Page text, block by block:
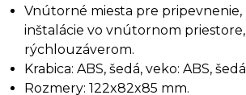
Vnútorné miesta pre
inštalácie vo vnútornom priestore,
rýchlouzáverom.
Krabica: ABS, šedá, veko: ABS,
Rozmery: 122x82x85 mm.